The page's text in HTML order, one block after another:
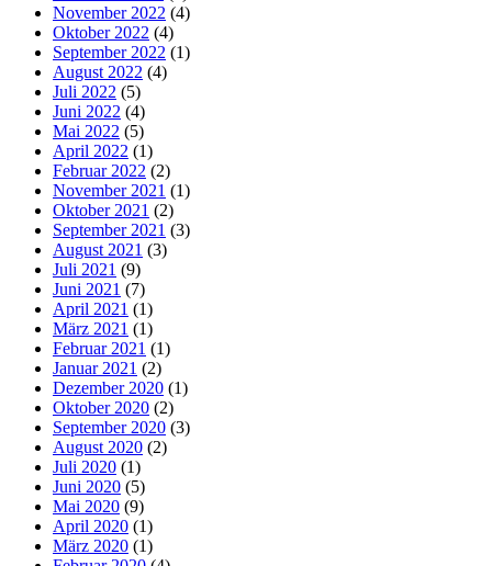
November 2022 (4)
Oktober 2022 (4)
September 2022 (1)
August 2022 (4)
Juli 2022 (5)
Juni 2022 (4)
Mai 2022 (5)
April 2022 (1)
Februar 2022 (2)
November 2021 (1)
Oktober 2021 (2)
September 2021 (3)
August 2021 (3)
Juli 2021 (9)
Juni 2021 (7)
April 2021 (1)
März 2021 (1)
Februar 2021 (1)
Januar 2021 (2)
Dezember 2020 (1)
Oktober 2020 (2)
September 2020 (3)
August 2020 (2)
Juli 2020 (1)
Juni 2020 (5)
Mai 2020 (9)
April 2020 (1)
März 2020 (1)